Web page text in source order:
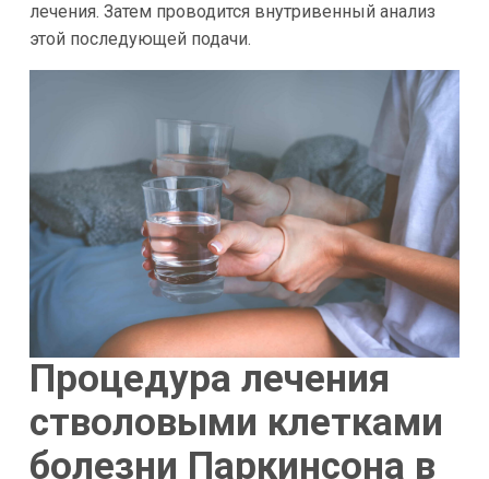
лечения. Затем проводится внутривенный анализ
этой последующей подачи.
Процедура лечения
стволовыми клетками
болезни Паркинсона в